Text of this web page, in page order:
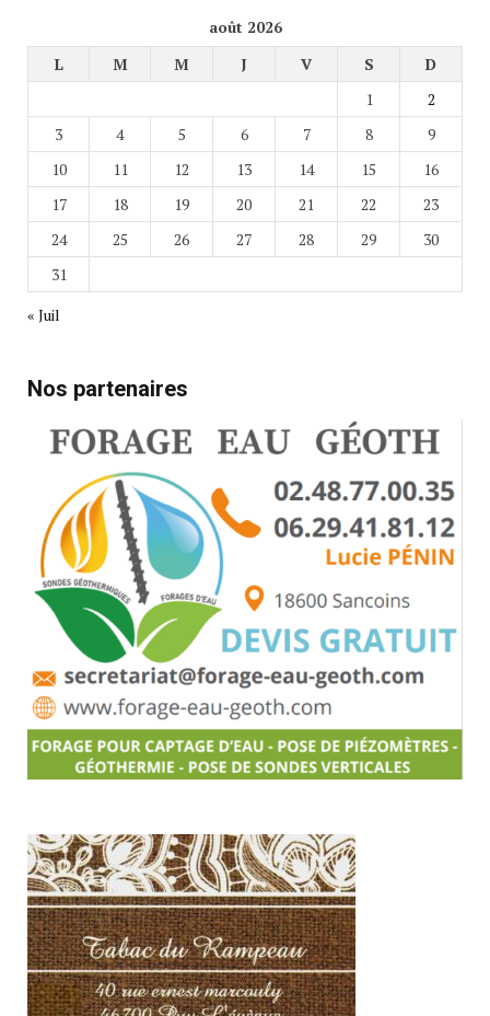
août 2026
L
M M J V S
D
1
2
3
4 5 6 7 8
9
10
11 12 13 14 15
16
17
18 19 20 21 22
23
24
25 26 27 28 29
30
31
« Juil
Nos partenaires